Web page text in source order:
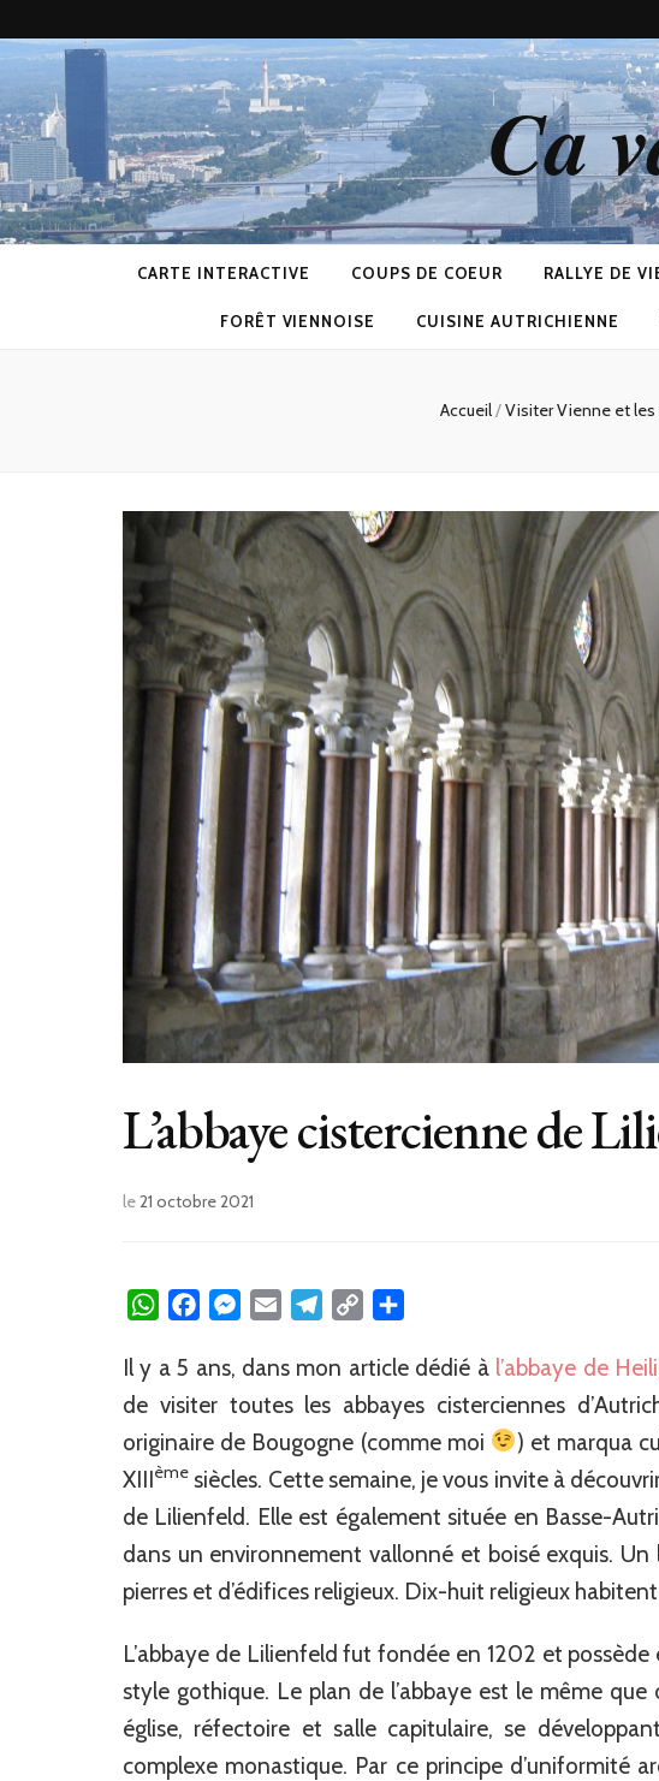
Ca
CARTE INTERACTIVE COUPS DE COEUR RALLYE DE
FORÊT VIENNOISE CUISINE AUTRICHIENNE
Accueil/Visiter Vienne et
L’abbaye cistercienne de
le21 octobre 2021
WhatsAppFacebookMessenger
Email Telegram
Copy
Il y a 5 ans, dans mon article dédié àl’abbaye de
de visiter toutes les abbayes cisterciennes
originaire de Bougogne (comme moi
) et marqua
XIIIème siècles. Cette semaine, je vous invite à
de Lilienfeld. Elle est également située en Basse-
dans un environnement vallonné et boisé exquis.
pierres et d’édifices religieux. Dix-huit religieux habitent
L’abbaye de Lilienfeld fut fondée en 1202 et possède
style gothique. Le plan de l’abbaye est le même
église, réfectoire et salle capitulaire, se
complexe monastique. Par ce principe d’uniformité